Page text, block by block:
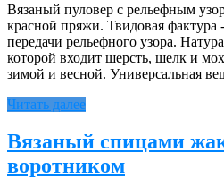
Вязаный пуловер с рельефным
красной пряжи. Твидовая фактура
передачи рельефного узора.
которой входит шерсть, шелк и
зимой и весной. Универсальная
Читать далее
Вязаный спицами
воротником